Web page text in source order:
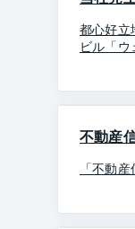
都心好立
ビル「ウ
不動産
「不動